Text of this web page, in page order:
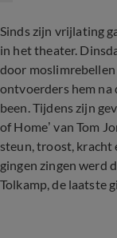
Sinds zijn vrijlating
in het theater.
door moslimrebellen
ontvoerders hem na
been. Tijdens zijn
of Home’ van Tom
steun, troost, kracht
gingen zingen werd
Tolkamp, de laatste